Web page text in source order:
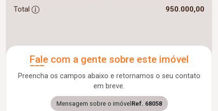
Total
950.000,00
Fale com a gente sobre este imóvel
Preencha os campos abaixo e retornamos o seu contato
em breve.
Mensagem sobre o imóvelRef. 68058